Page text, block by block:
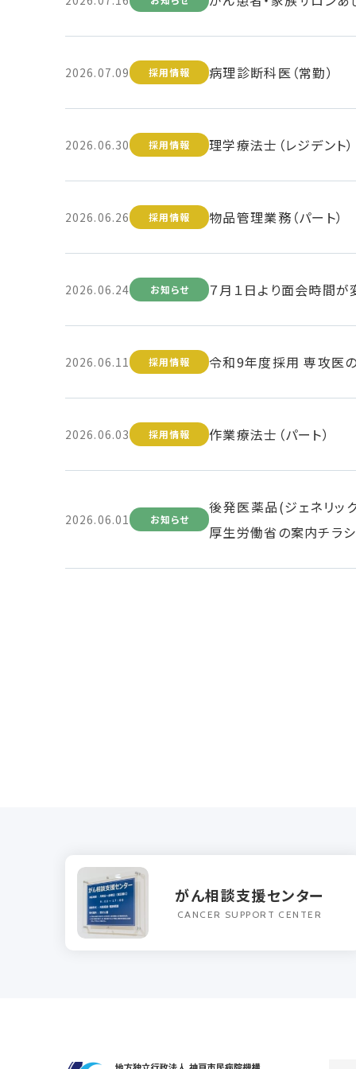
2026.07.09 採用情報 病理診断科医（常勤）
2026.06.30 採用情報 理学療法士（レジデント）
2026.06.26 採用情報 物品管理業務（パート）
2026.06.24 お知らせ ７月１日より面会時間が
2026.06.11 採用情報 令和9年度採用 専攻医
2026.06.03 採用情報 作業療法士（パート）
2026.06.01 お知らせ
後発医薬品(ジェネリッ
厚生労働省の案内チラシ
がん相談支援センター
CANCER SUPPORT CENTER